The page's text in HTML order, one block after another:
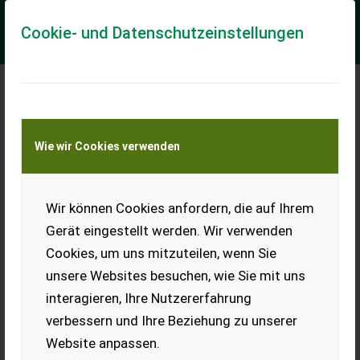
Cookie- und Datenschutzeinstellungen
Wie wir Cookies verwenden
Wir können Cookies anfordern, die auf Ihrem
Gerät eingestellt werden. Wir verwenden
Cookies, um uns mitzuteilen, wenn Sie
unsere Websites besuchen, wie Sie mit uns
interagieren, Ihre Nutzererfahrung
verbessern und Ihre Beziehung zu unserer
Website anpassen.
Meine Transportkostenanfrage
Transport von Land- und Baumaschinen –
KEINE Tiertransporte
Hitachi EX120-2
== Mer informasjon (NO) == mascus_category: excavators
Please provide reference number upon request: 4340 See
en.landbrukssalg.no/4340 for more im...
EUR 16.900